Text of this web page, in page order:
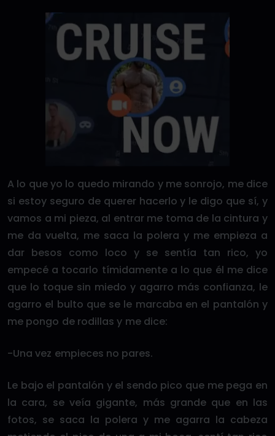
A lo que yo lo quedo mirando y me sonrojo, me dice
si estoy seguro de querer hacerlo y le digo que sí, y
vamos a mi pieza, al entrar me toma de la cintura y
me da vuelta, me saca la polera y me empieza a
dar besos como loco y se sentía tan rico, yo
empecé a tocarlo tímidamente a lo que él me dice
que lo toque sin miedo y agarro más confianza, le
agarro el bulto que se le marcaba en el pantalón y
me pongo de rodillas y me dice:
-Una vez empieces no pares.
Le bajo el pantalón y el sendo pico que me pega en
la cara, se veía gigante, más grande que en las
fotos, se saca la polera y me agarra la cabeza